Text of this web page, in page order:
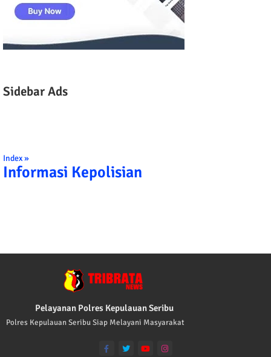
Sidebar Ads
Index »
Informasi Kepolisian
Pelayanan Polres Kepulauan Seribu
Polres Kepulauan Seribu Siap Melayani Masyarakat